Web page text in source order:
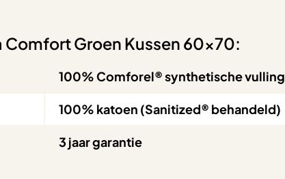
Groen Kussen 60×70:
100% Comforel® synthetische vulling
100% katoen (Sanitized® behandeld)
3 jaar garantie